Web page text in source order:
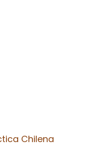
Chilena